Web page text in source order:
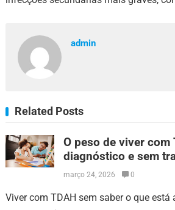
admin
Related Posts
O peso de viver com
diagnóstico e sem
março 24, 2026 0
Viver com TDAH sem saber o que está